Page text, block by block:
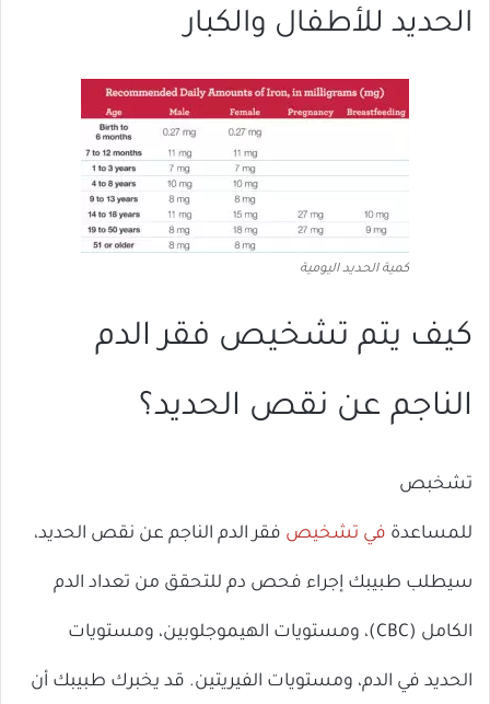
الحديد للأطفال والكبار
كمية الحديد اليومية
كيف يتم تشخيص فقر الدم
الناجم عن نقص الحديد؟
تشخبص
للمساعدة في تشخيص فقر الدم الناجم عن نقص الحديد،
سيطلب طبيبك إجراء فحص دم للتحقق من تعداد الدم
الكامل (CBC)، ومستويات الهيموجلوبين، ومستويات
الحديد في الدم، ومستويات الفيريتين. قد يخبرك طبيبك أن